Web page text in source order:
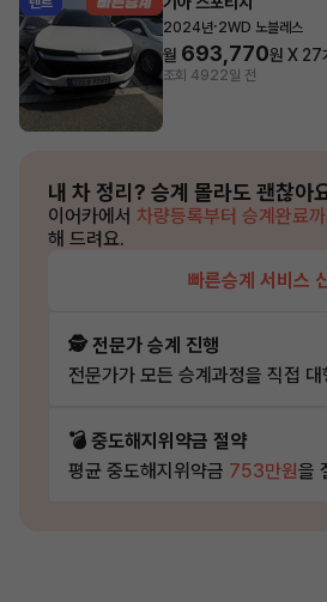
2024년·2WD 노블레스
월 693,770원 X 27
조회 4922일 전
내 차 정리? 승계 몰라도 괜찮아
이어카에서 차량등록부터 승계완료까
해 드려요.
빠른승계 서비스
🕵️ 전문가 승계 진행
전문가가 모든 승계과정을 직접
💣 중도해지위약금 절약
평균 중도해지위약금 753만원을